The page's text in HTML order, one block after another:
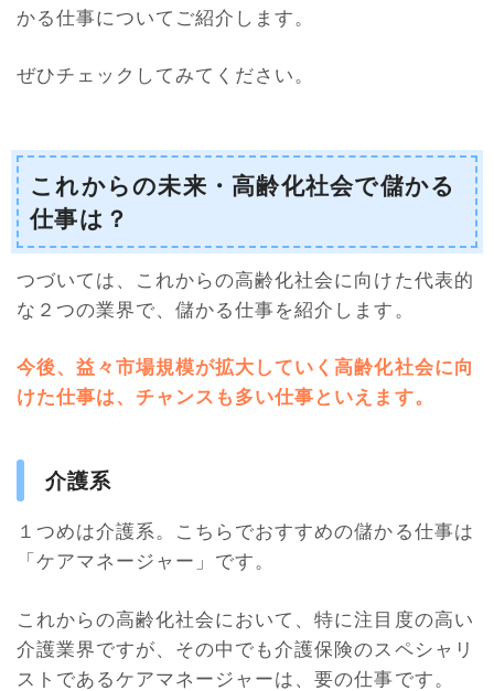
かる仕事についてご紹介します。
ぜひチェックしてみてください。
これからの未来・高齢化社会で儲かる
仕事は？
つづいては、これからの高齢化社会に向けた代表的
な２つの業界で、儲かる仕事を紹介します。
今後、益々市場規模が拡大していく高齢化社会に向
けた仕事は、チャンスも多い仕事といえます。
介護系
１つめは介護系。こちらでおすすめの儲かる仕事は
「ケアマネージャー」です。
これからの高齢化社会において、特に注目度の高い
介護業界ですが、その中でも介護保険のスペシャリ
ストであるケアマネージャーは、要の仕事です。